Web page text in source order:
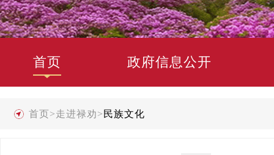
首页 政府信息公开
首页>走进禄劝> 民族文化